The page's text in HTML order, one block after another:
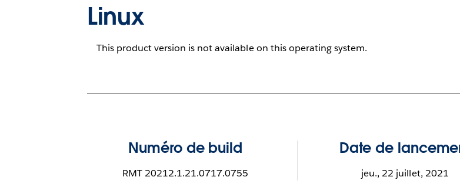
Linux
This product version is not available on this operating system.
Numéro de build
RMT 20212.1.21.0717.0755
Date de
jeu., 22 juillet, 2021